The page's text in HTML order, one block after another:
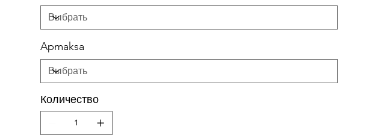
Apmaksa
Количество